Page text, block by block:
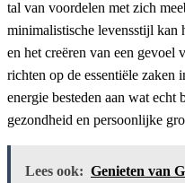
tal van voordelen met zich
minimalistische levensstijl kan
en het creëren van een
richten op de essentiële zaken
energie besteden aan wat echt
gezondheid en persoonlijke
Lees ook: Genieten van